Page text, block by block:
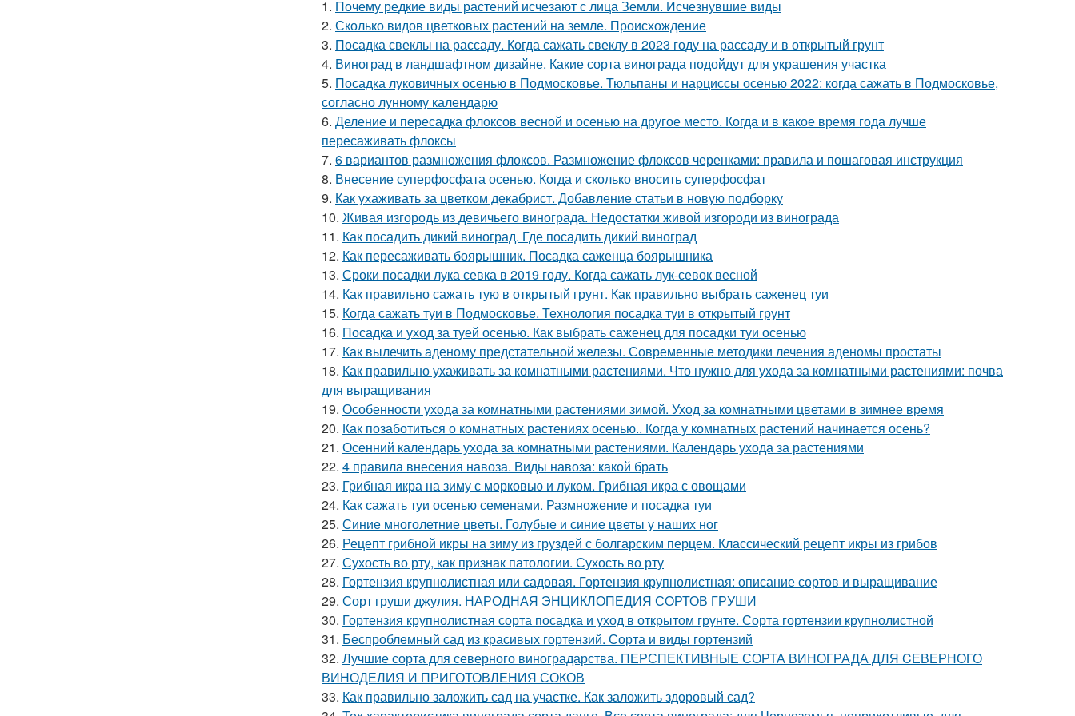
1. Почему редкие виды растений исчезают с лица Земли. Исчезнувшие виды
2. Сколько видов цветковых растений на земле. Происхождение
3. Посадка свеклы на рассаду. Когда сажать свеклу в 2023 году на рассаду и в открытый грунт
4. Виноград в ландшафтном дизайне. Какие сорта винограда подойдут для украшения участка
5. Посадка луковичных осенью в Подмосковье. Тюльпаны и нарциссы осенью 2022: когда сажать в Подмосковье,
согласно лунному календарю
6. Деление и пересадка флоксов весной и осенью на другое место. Когда и в какое время года лучше
пересаживать флоксы
7. 6 вариантов размножения флоксов. Размножение флоксов черенками: правила и пошаговая инструкция
8. Внесение суперфосфата осенью. Когда и сколько вносить суперфосфат
9. Как ухаживать за цветком декабрист. Добавление статьи в новую подборку
10. Живая изгородь из девичьего винограда. Недостатки живой изгороди из винограда
11. Как посадить дикий виноград. Где посадить дикий виноград
12. Как пересаживать боярышник. Посадка саженца боярышника
13. Сроки посадки лука севка в 2019 году. Когда сажать лук-севок весной
14. Как правильно сажать тую в открытый грунт. Как правильно выбрать саженец туи
15. Когда сажать туи в Подмосковье. Технология посадка туи в открытый грунт
16. Посадка и уход за туей осенью. Как выбрать саженец для посадки туи осенью
17. Как вылечить аденому предстательной железы. Современные методики лечения аденомы простаты
18. Как правильно ухаживать за комнатными растениями. Что нужно для ухода за комнатными растениями: почва
для выращивания
19. Особенности ухода за комнатными растениями зимой. Уход за комнатными цветами в зимнее время
20. Как позаботиться о комнатных растениях осенью.. Когда у комнатных растений начинается осень?
21. Осенний календарь ухода за комнатными растениями. Календарь ухода за растениями
22. 4 правила внесения навоза. Виды навоза: какой брать
23. Грибная икра на зиму с морковью и луком. Грибная икра с овощами
24. Как сажать туи осенью семенами. Размножение и посадка туи
25. Синие многолетние цветы. Голубые и синие цветы у наших ног
26. Рецепт грибной икры на зиму из груздей с болгарским перцем. Классический рецепт икры из грибов
27. Сухость во рту, как признак патологии. Сухость во рту
28. Гортензия крупнолистная или садовая. Гортензия крупнолистная: описание сортов и выращивание
29. Сорт груши джулия. НАРОДНАЯ ЭНЦИКЛОПЕДИЯ СОРТОВ ГРУШИ
30. Гортензия крупнолистная сорта посадка и уход в открытом грунте. Сорта гортензии крупнолистной
31. Беспроблемный сад из красивых гортензий. Сорта и виды гортензий
32. Лучшие сорта для северного виноградарства. ПЕРСПЕКТИВНЫЕ СОРТА ВИНОГРАДА ДЛЯ CЕВЕРНОГО
ВИНОДЕЛИЯ И ПРИГОТОВЛЕНИЯ СОКОВ
33. Как правильно заложить сад на участке. Как заложить здоровый сад?